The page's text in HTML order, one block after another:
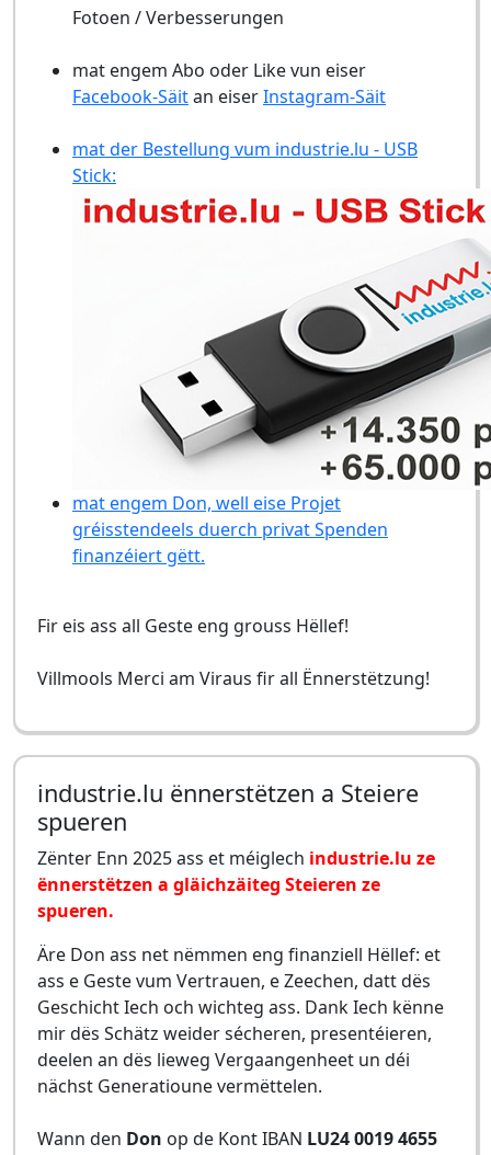
Fotoen / Verbesserungen
mat engem Abo oder Like vun eiser
Facebook-Säitan eiserInstagram-Säit
mat der Bestellung vum industrie.lu - USB
Stick:
mat engem Don, well eise Projet
gréisstendeels duerch privat Spenden
finanzéiert gëtt.
Fir eis ass all Geste eng grouss Hëllef!
Villmools Merci am Viraus fir all Ënnerstëtzung!
industrie.lu ënnerstëtzen a Steiere
spueren
Zënter Enn 2025 ass et méiglech industrie.lu ze
ënnerstëtzen a gläichzäiteg Steieren ze
spueren.
Äre Don ass net nëmmen eng finanziell Hëllef: et
ass e Geste vum Vertrauen, e Zeechen, datt dës
Geschicht Iech och wichteg ass. Dank Iech kënne
mir dës Schätz weider sécheren, presentéieren,
deelen an dës lieweg Vergaangenheet un déi
nächst Generatioune vermëttelen.
Wann den Don op de Kont IBAN LU24 0019 4655